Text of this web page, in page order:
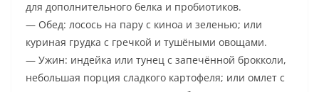
для дополнительного белка и пробиотиков.
— Обед: лосось на пару с киноа и зеленью; или
куриная грудка с гречкой и тушёными овощами.
— Ужин: индейка или тунец с запечённой брокколи,
небольшая порция сладкого картофеля; или омлет с